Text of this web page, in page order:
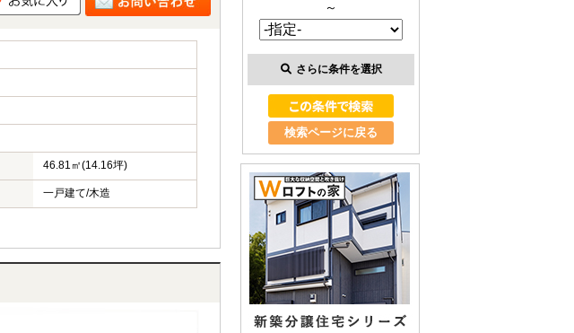
46.81㎡(14.16坪)
一戸建て/木造
～
さらに条件を選択
検索ページに戻る